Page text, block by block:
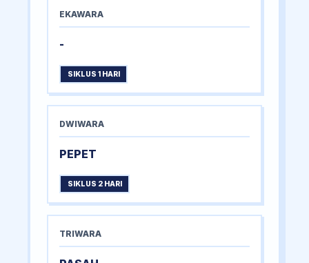
EKAWARA
-
SIKLUS 1 HARI
DWIWARA
PEPET
SIKLUS 2 HARI
TRIWARA